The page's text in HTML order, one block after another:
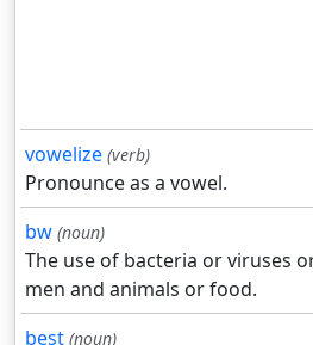
vowelize (verb)
Pronounce as a vowel.
bw (noun)
The use of bacteria or viruses
men and animals or food.
best (noun)